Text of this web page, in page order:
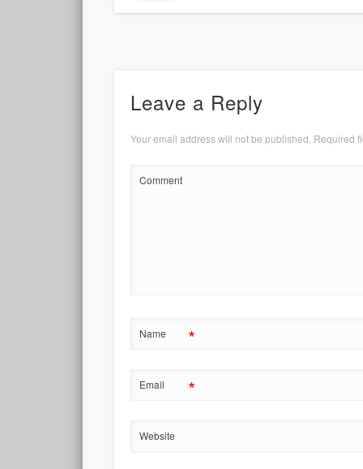
Leave a Reply
Your email address will not be published.Required
Comment
Name *
Email *
Website